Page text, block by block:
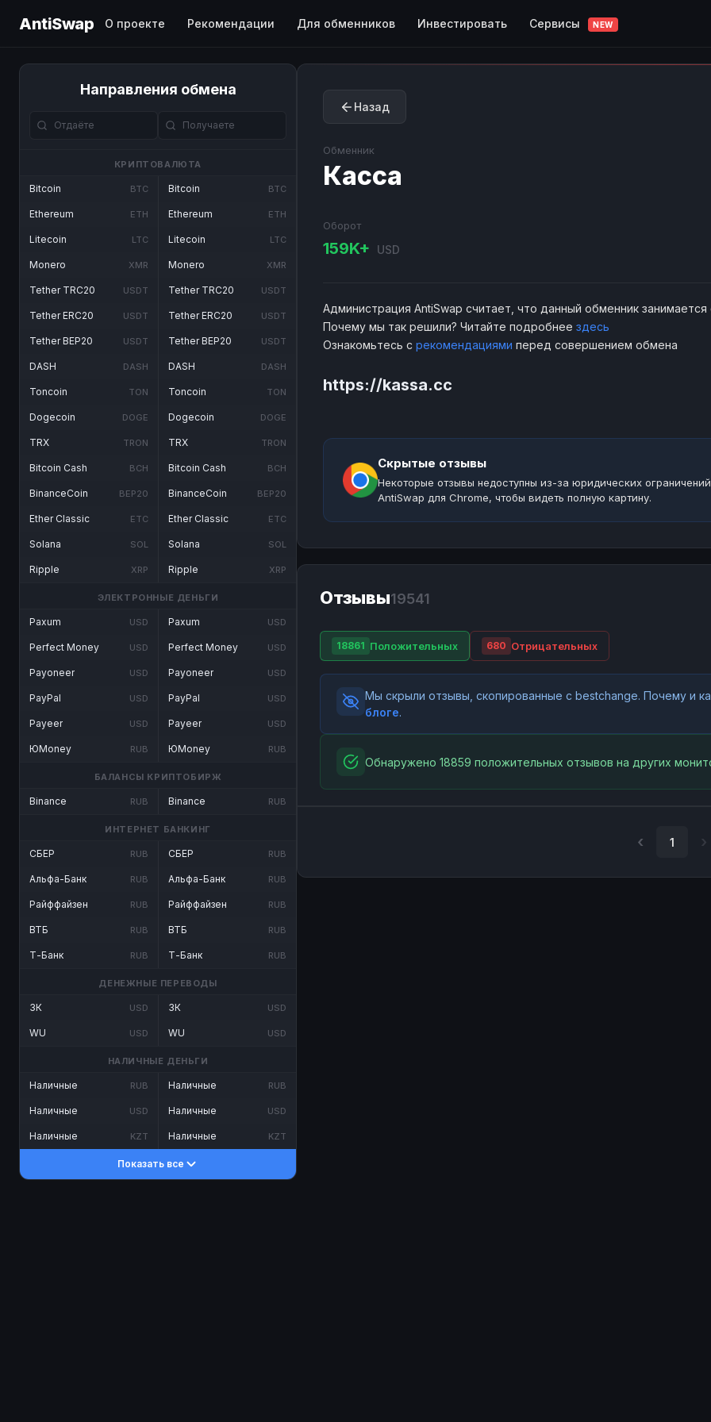
AntiSwap О проекте Рекомендации Для обменников Инвестировать Сервисы NEW
Направления обмена
КРИПТОВАЛЮТА
Bitcoin BTC
Ethereum ETH
Litecoin LTC
Monero XMR
Tether TRC20 USDT
Tether ERC20 USDT
Tether BEP20 USDT
DASH DASH
Toncoin TON
Dogecoin DOGE
TRX TRON
Bitcoin Cash BCH
BinanceCoin BEP20
Ether Classic ETC
Solana SOL
Ripple XRP
Bitcoin BTC
Ethereum ETH
Litecoin LTC
Monero XMR
Tether TRC20 USDT
Tether ERC20 USDT
Tether BEP20 USDT
DASH DASH
Toncoin TON
Dogecoin DOGE
TRX TRON
Bitcoin Cash BCH
BinanceCoin BEP20
Ether Classic ETC
Solana SOL
Ripple XRP
ЭЛЕКТРОННЫЕ ДЕНЬГИ
Paxum USD
Perfect Money USD
Payoneer USD
PayPal USD
Payeer USD
ЮMoney RUB
Paxum USD
Perfect Money USD
Payoneer USD
PayPal USD
Payeer USD
ЮMoney RUB
БАЛАНСЫ КРИПТОБИРЖ
Binance RUB Binance RUB
ИНТЕРНЕТ БАНКИНГ
СБЕР RUB
Альфа-Банк RUB
Райффайзен RUB
ВТБ RUB
Т-Банк RUB
СБЕР RUB
Альфа-Банк RUB
Райффайзен RUB
ВТБ RUB
Т-Банк RUB
ДЕНЕЖНЫЕ ПЕРЕВОДЫ
ЗК USD
WU USD
ЗК USD
WU USD
НАЛИЧНЫЕ ДЕНЬГИ
Наличные RUB
Наличные USD
Наличные KZT
Наличные RUB
Наличные USD
Наличные KZT
Показать все
Назад
Обменник
Касса
Оборот
159K+ USD
Администрация AntiSwap считает, что данный обменник занимается
Почему мы так решили? Читайте подробнее здесь
Ознакомьтесь с рекомендациями перед совершением обмена
https://kassa.cc
Скрытые отзывы
Некоторые отзывы недоступны из-за юридических
AntiSwap для Chrome, чтобы видеть полную картину.
Отзывы19541
18861 Положительных 680 Отрицательных
Мы скрыли отзывы, скопированные с bestchange. Почему и
блоге.
Обнаружено 18859 положительных отзывов на других
1